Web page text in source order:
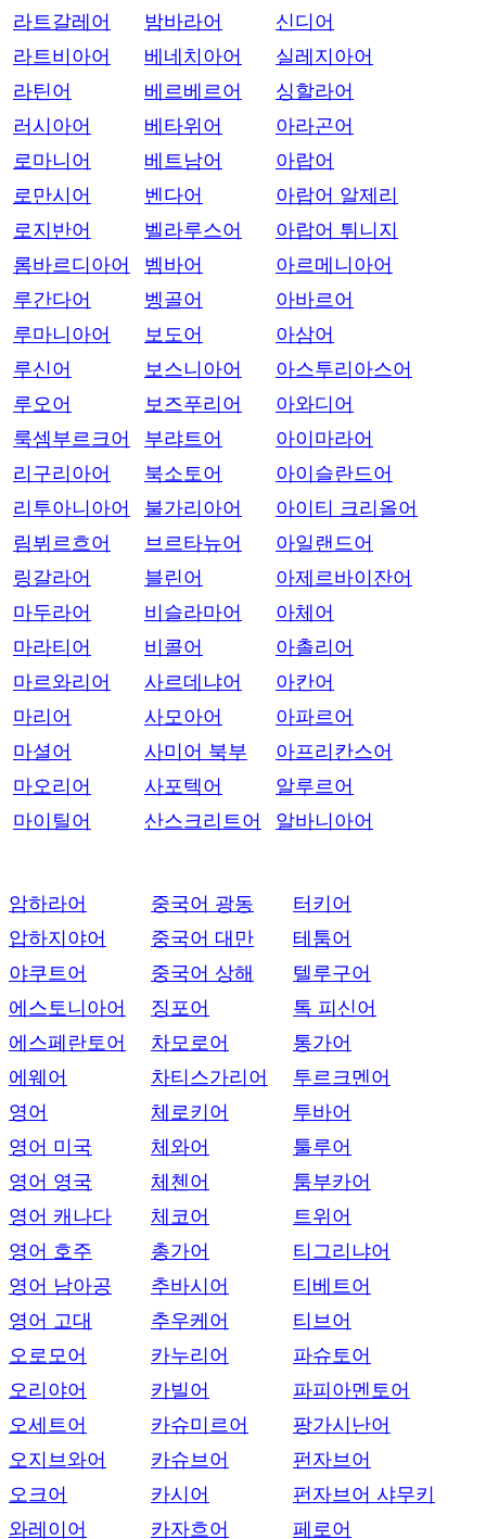
라트갈레어
라트비아어
라틴어
러시아어
로마니어
로만시어
로지반어
롬바르디아어
루간다어
루마니아어
루신어
루오어
룩셈부르크어
리구리아어
리투아니아어
림뷔르흐어
링갈라어
마두라어
마라티어
마르와리어
마리어
마셜어
마오리어
마이틸어
밤바라어
베네치아어
베르베르어
베타위어
베트남어
벤다어
벨라루스어
벰바어
벵골어
보도어
보스니아어
보즈푸리어
부랴트어
북소토어
불가리아어
브르타뉴어
블린어
비슬라마어
비콜어
사르데냐어
사모아어
사미어 북부
사포텍어
산스크리트어
신디어
실레지아어
싱할라어
아라곤어
아랍어
아랍어 알제리
아랍어 튀니지
아르메니아어
아바르어
아삼어
아스투리아스어
아와디어
아이마라어
아이슬란드어
아이티 크리올어
아일랜드어
아제르바이잔어
아체어
아촐리어
아칸어
아파르어
아프리칸스어
알루르어
알바니아어
암하라어
압하지야어
야쿠트어
에스토니아어
에스페란토어
에웨어
영어
영어 미국
영어 영국
영어 캐나다
영어 호주
영어 남아공
영어 고대
오로모어
오리야어
오세트어
오지브와어
오크어
와레이어
중국어 광동
중국어 대만
중국어 상해
징포어
차모로어
차티스가리어
체로키어
체와어
체첸어
체코어
총가어
추바시어
추우케어
카누리어
카빌어
카슈미르어
카슈브어
카시어
카자흐어
터키어
테툼어
텔루구어
톡 피신어
통가어
투르크멘어
투바어
툴루어
툼부카어
트위어
티그리냐어
티베트어
티브어
파슈토어
파피아멘토어
팡가시난어
펀자브어
펀자브어 샤무키
페로어